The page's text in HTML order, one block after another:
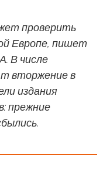
проверить
Европе, пишет
В числе
вторжение в
издания
прежние